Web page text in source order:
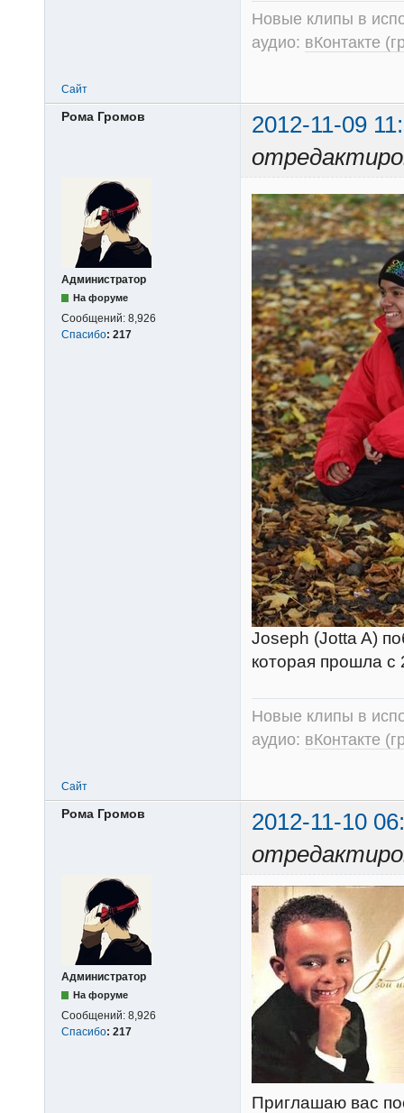
Новые клипы в
аудио: вКонтакте
Сайт
Рома Громов
2012-11-09
Администратор
На форуме
Сообщений: 8,926
Спасибо: 217
Joseph (Jotta A)
которая прошла
Новые клипы в
аудио: вКонтакте
Сайт
Рома Громов
2012-11-10
Администратор
На форуме
Сообщений: 8,926
Спасибо: 217
Приглашаю вас